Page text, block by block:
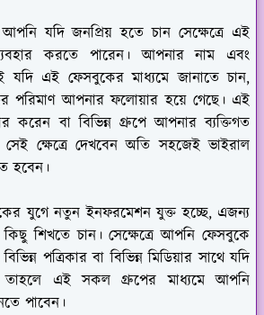
যদি জনপ্রিয় হতে চান সেক্ষেত্রে এই
করতে পারেন। আপনার নাম এবং
এই ফেসবুকের মাধ্যমে জানাতে চান,
পরিমাণ আপনার ফলোয়ার হয়ে গেছে। এই
করেন বা বিভিন্ন গ্রুপে আপনার ব্যক্তিগত
ক্ষেত্রে দেখবেন অতি সহজেই ভাইরাল
হবেন।
যুগে নতুন ইনফরমেশন যুক্ত হচ্ছে, এজন্য
শিখতে চান। সেক্ষেত্রে আপনি ফেসবুকে
পত্রিকার বা বিভিন্ন মিডিয়ার সাথে যদি
এই সকল গ্রুপের মাধ্যমে আপনি
পাবেন।